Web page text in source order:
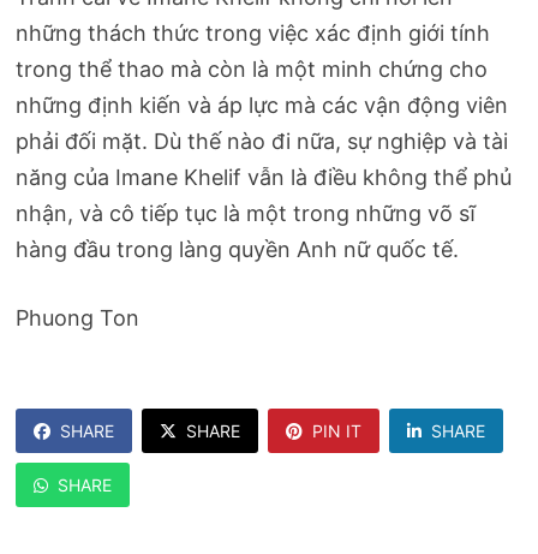
những thách thức trong việc xác định giới tính
trong thể thao mà còn là một minh chứng cho
những định kiến và áp lực mà các vận động viên
phải đối mặt. Dù thế nào đi nữa, sự nghiệp và tài
năng của Imane Khelif vẫn là điều không thể phủ
nhận, và cô tiếp tục là một trong những võ sĩ
hàng đầu trong làng quyền Anh nữ quốc tế.
Phuong Ton
SHARE SHARE PIN IT SHARE
SHARE